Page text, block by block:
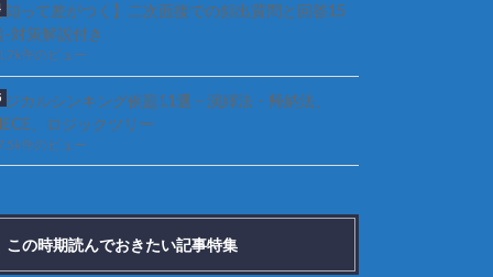
知って差がつく】二次面接での頻出質問と回答15
-対策解説付き
件のビュー
ジカルシンキング例題11選 – 演繹法・帰納法、
、ロジックツリー
件のビュー
この時期読んでおきたい記事特集